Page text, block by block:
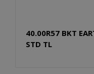
40.00R57 BKT
STD TL